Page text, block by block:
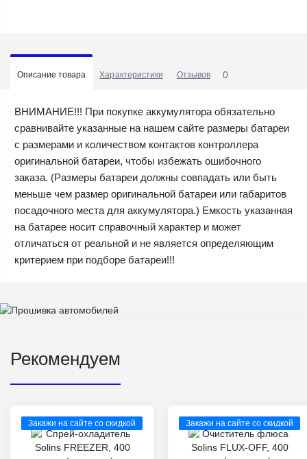
Описание товара Характеристики Отзывов 0
ВНИМАНИЕ!!! При покупке аккумулятора обязательно
сравнивайте указанные на нашем сайте размеры батареи
с размерами и количеством контактов контроллера
оригинальной батареи, чтобы избежать ошибочного
заказа. (Размеры батареи должны совпадать или быть
меньше чем размер оригинальной батареи или габаритов
посадочного места для аккумулятора.) Емкость указанная
на батарее носит справочный характер и может
отличаться от реальной и не является определяющим
критерием при подборе батареи!!!
Рекомендуем
Закажи на сайте со скидкой Закажи на сайте со скидкой